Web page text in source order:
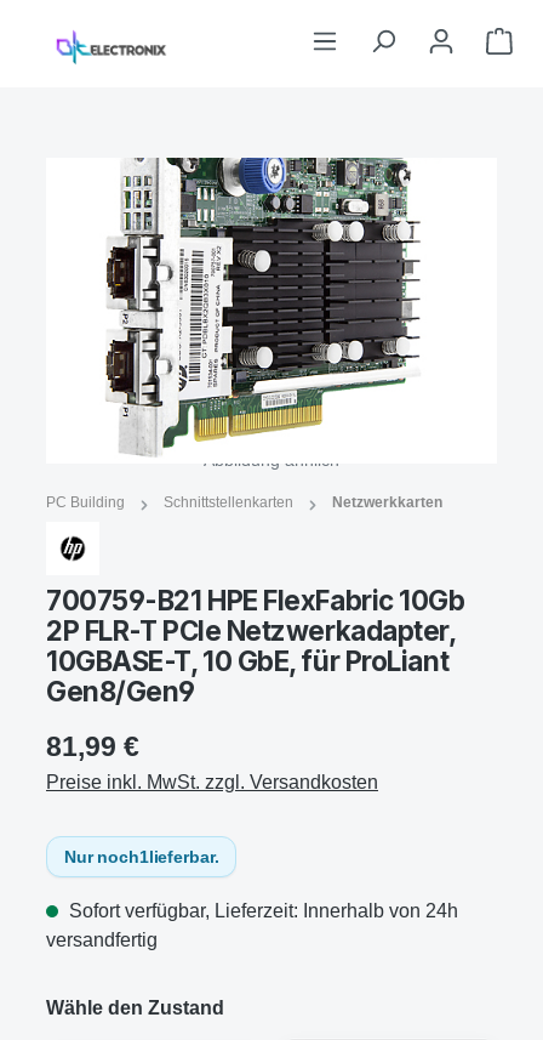
Zum Hauptinhalt springen
Bildergalerie überspringen
Abbildung ähnlich
PC Building Schnittstellenkarten Netzwerkkarten
700759-B21 HPE FlexFabric 10Gb
2P FLR-T PCIe Netzwerkadapter,
10GBASE-T, 10 GbE, für ProLiant
Gen8/Gen9
81,99 €
Preise inkl. MwSt. zzgl. Versandkosten
Nur noch1lieferbar.
Sofort verfügbar, Lieferzeit: Innerhalb von 24h
versandfertig
Wähle den Zustand